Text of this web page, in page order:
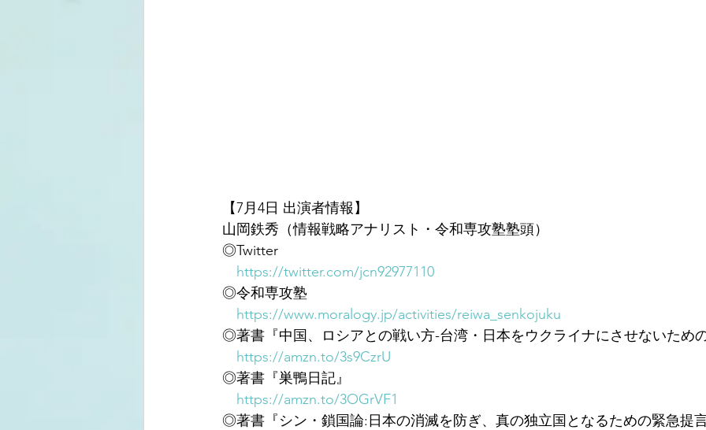
【7月4日 出演者情報】
山岡鉄秀（情報戦略アナリスト・令和専攻塾塾頭）
◎Twitter
https://twitter.com/jcn92977110
◎令和専攻塾
https://www.moralogy.jp/activities/reiwa_senkojuku
◎著書『中国、ロシアとの戦い方-台湾・日本をウクライナにさせないため
https://amzn.to/3s9CzrU
◎著書『巣鴨日記』
https://amzn.to/3OGrVF1
◎著書『シン・鎖国論:日本の消滅を防ぎ、真の独立国となるための緊急提